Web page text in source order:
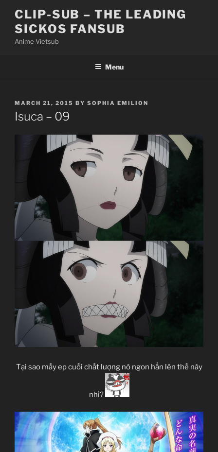
content
CLIP-SUB – THE LEADING
SICKOS FANSUB
Anime Vietsub
Menu
POSTED
ON
MARCH 21, 2015 BY SOPHIA EMILION
Isuca – 09
Tại sao mấy ep cuối chất lượng nó ngon hẳn lên thế này
nhỉ?